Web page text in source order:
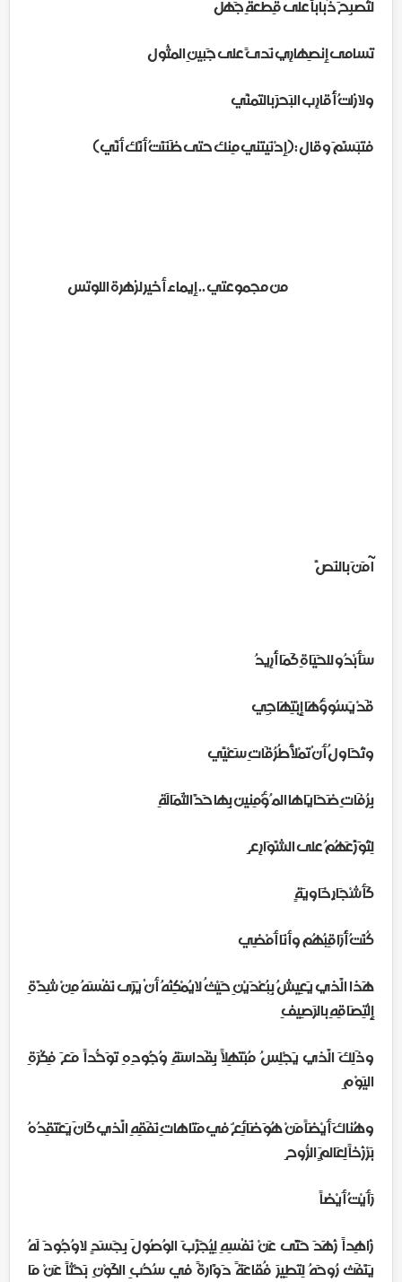
لتُصبِحَ ذُباباً على قِطعةِ جَهل
تَسامى إنصِهارِي نَدىً على جَبينِ المثُول
ولازلتُ أُقارِب البَحرَ بالتَمنِّي
فتَبَسَّمَ وقال :(إدْنَيتَني مِنك حتى ظَنَنْتُ أَنَّك أَنِّي)
من مجموعتي .. إيماء أخير لزهرة اللوتس
آمَنَ بالنَصِّ
سَأَبْدُو للحَيَاةِ كَمَا أُرِيدُ
قَدْ يَسُوؤُهَا إِبْتِهَاجِي
وتُحَاولُ أَنْ تَمْلأَ طُرُقَاتِ سَعْيِّي
بِرُفَاتِ ضَحَايَاها المـُؤْمِنين بِها حَدَّ الثَمَالَةِ
لِتُوَزِّعَهُمُ على الشَّوَارِع ِ
كَأشْجَارٍ خَاويَةٍ
كُنْتُ أُرَاقِبُهُم وأنَا أَمْضِي
هَذا الَّذي يَعِيشُ بِبُعْدَيْنِ حَيْثُ لايُمْكِنُهُ أنْ يَرَى نَفْسَهُ مِنْ شِدَّةِ
إِلْتِصَاقِهِ بالرَصِيفِ
وذَلِكَ الَّذي يَجْلِسُ مُبْتَهِلاً بِقَداسَةِ وُجُودِهِ تَوَحُّداً مَعَ فِكْرَةِ
اليَوْم ِ
وهُناكَ أَيْضَاً مَنْ هُوَ ضَائِعٌ في مَتَاهاتِ نَفَقِهِ الَّذي كَانَ يَعْتَقِدُهُ
بَرْزَخاً لِعَالمَ ٍ الرُّوح ِ
رَأَيْتُ أَيْضاً
زَاهِداً زَهَدَ حَتَّى عَنْ نَفْسِهِ لِيُجَرِّبَ الوُصُولَ بِجَسَدٍ لاوُجُودَ لَهُ
يَنْفَث رُوحَهُ لِتَطِيرَ فُقاعَةً دَوَّارةً في سُحُبِ الكَوْنِ بَحْثاً عَنْ مَا